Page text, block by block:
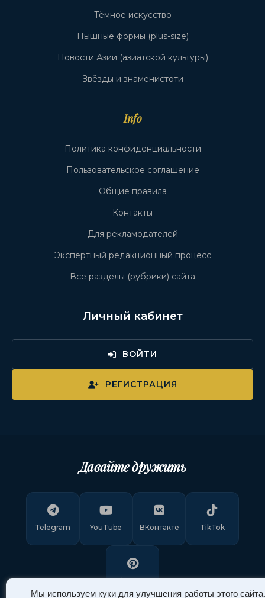
Мы используем куки для улучшения работы этого сайта.
Тёмное искусство
Пышные формы (plus-size)
Новости Азии (азиатской культуры)
Звёзды и знаменистоти
Info
Политика конфиденциальности
Пользовательское соглашение
Общие правила
Контакты
Для рекламодателей
Экспертный редакционный процесс
Все разделы (рубрики) сайта
Личный кабинет
ВОЙТИ
РЕГИСТРАЦИЯ
Давайте дружить
Telegram YouTube ВКонтакте TikTok
Pinterest